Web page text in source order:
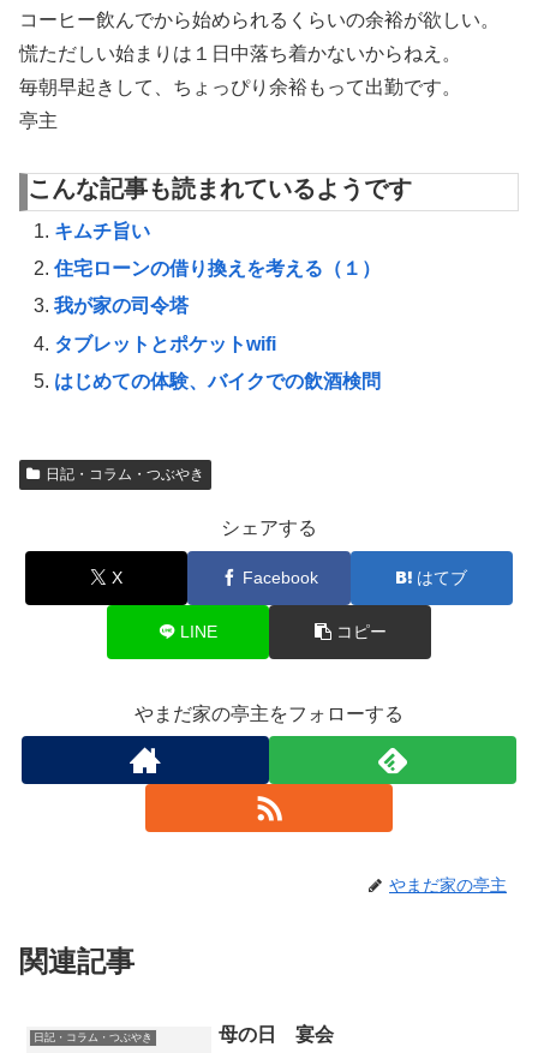
コーヒー飲んでから始められるくらいの余裕が欲しい。
慌ただしい始まりは１日中落ち着かないからねえ。
毎朝早起きして、ちょっぴり余裕もって出勤です。
亭主
こんな記事も読まれているようです
キムチ旨い
住宅ローンの借り換えを考える（１）
我が家の司令塔
タブレットとポケットwifi
はじめての体験、バイクでの飲酒検問
日記・コラム・つぶやき
シェアする
X Facebook はてブ
LINE コピー
やまだ家の亭主をフォローする
やまだ家の亭主
関連記事
日記・コラム・つぶやき 母の日 宴会